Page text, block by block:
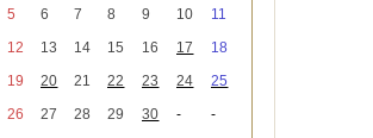
2021年02月 （1件）
2020年12月（3件）
2020年11月（6件）
2020年09月（5件）
5
6 7 8 9 10
11
12
13 14 15 16 17
18
19
20 21 22 23 24
25
26
27 28 29 30 -
-